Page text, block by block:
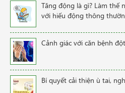
Tăng động là gì? Làm thế
với hiếu động thông
Cảnh giác với căn bệnh
Bí quyết cải thiện ù tai,